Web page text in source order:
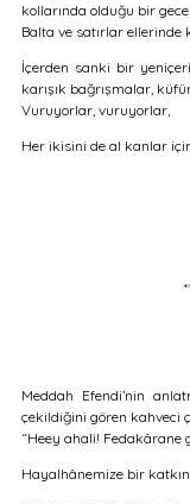
kollarında olduğu bir gece,
Balta ve satırlar ellerinde
İçerden sanki bir
karışık bağrışmalar,
Vuruyorlar, vuruyorlar,
Her ikisini de al kanlar
Meddah Efendi’nin
çekildiğini gören kahveci
“Heey ahali! Fedakârane
Hayalhânemize bir